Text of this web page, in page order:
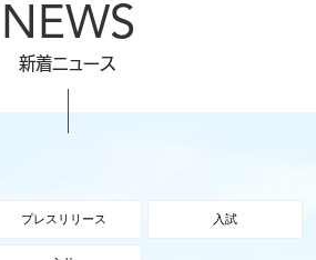
NEWS
新着ニュース
プレスリリース 入試